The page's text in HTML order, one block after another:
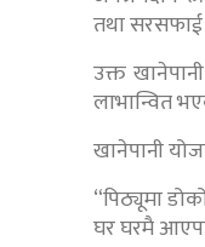
तथा
उक्त
लाभान्वित
खानेपानी
“पिठ्यूमा
घर घरमै